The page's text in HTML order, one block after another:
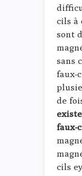
cils à
sont
sans
faux-
de
faux-
cils